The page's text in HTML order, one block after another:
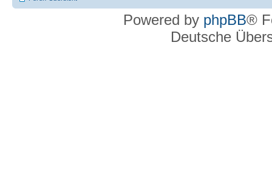
Powered by phpBB®
Deutsche